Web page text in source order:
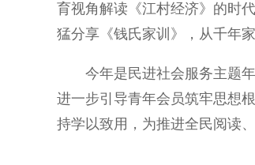
育视角解读《江村经济》的时
猛分享《钱氏家训》，从千年
今年是民进社会服务主题年
进一步引导青年会员筑牢思想
持学以致用，为推进全民阅读